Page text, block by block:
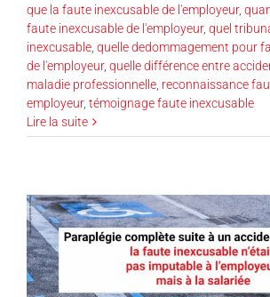
que la faute inexcusable de l'employeur,
faute inexcusable de l'employeur, quel
inexcusable, quelle dedommagement pour
de l'employeur, quelle différence entre
maladie professionnelle, reconnaissance
employeur, témoignage faute inexcusable
Lire la suite